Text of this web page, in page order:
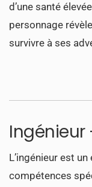
d’une santé
personnage
survivre à ses
L’ingénieur est
compétences